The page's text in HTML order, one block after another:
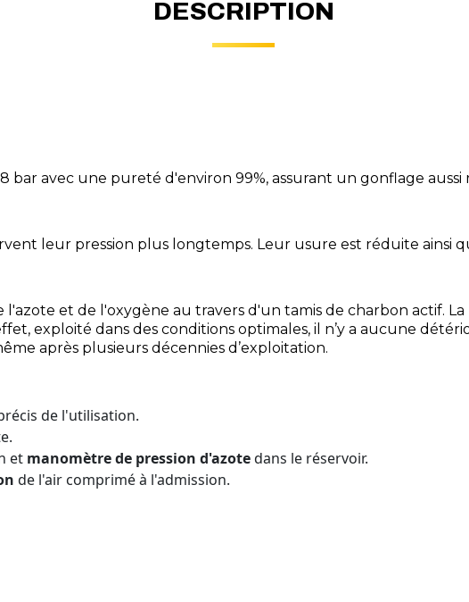
DESCRIPTION
avec une pureté d'environ 99%, assurant un gonflage aussi
leur pression plus longtemps. Leur usure est réduite ainsi
et de l'oxygène au travers d'un tamis de charbon actif. La
exploité dans des conditions optimales, il n’y a aucune
après plusieurs décennies d’exploitation.
de l'utilisation.
et manomètre de pression d'azotedans le réservoir.
de l'air comprimé à l'admission.